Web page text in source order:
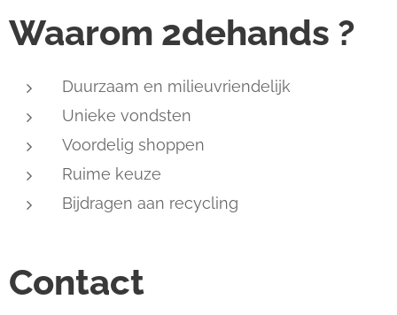
Waarom 2dehands ?
Duurzaam en milieuvriendelijk
Unieke vondsten
Voordelig shoppen
Ruime keuze
Bijdragen aan recycling
Contact